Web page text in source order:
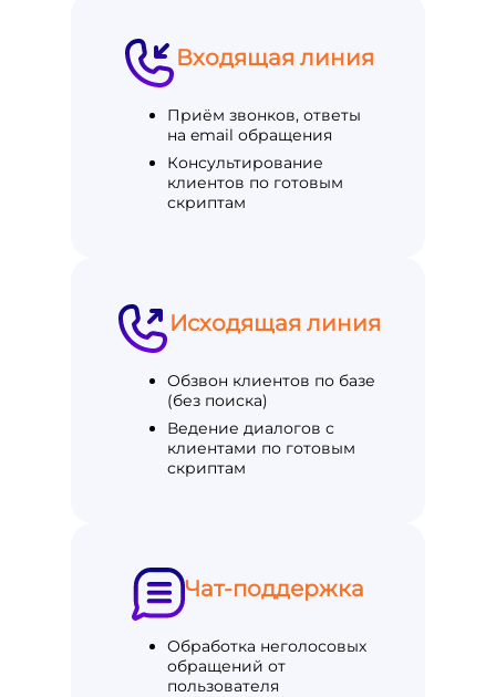
Входящая линия
Приём звонков, ответы
на email обращения
Консультирование
клиентов по готовым
скриптам
Исходящая линия
Обзвон клиентов по базе
(без поиска)
Ведение диалогов с
клиентами по готовым
скриптам
Чат-поддержка
Обработка неголосовых
обращений от
пользователя